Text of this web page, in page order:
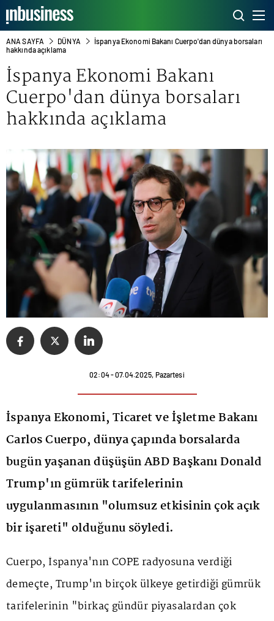
ANA SAYFA DÜNYA
İspanya Ekonomi Bakanı Cuerpo'dan dünya borsaları
hakkında açıklama
İspanya Ekonomi Bakanı
Cuerpo'dan dünya borsaları
hakkında açıklama
02:04 - 07.04.2025, Pazartesi
İspanya Ekonomi, Ticaret ve İşletme Bakanı
Carlos Cuerpo, dünya çapında borsalarda
bugün yaşanan düşüşün ABD Başkanı Donald
Trump'ın gümrük tarifelerinin
uygulanmasının "olumsuz etkisinin çok açık
bir işareti" olduğunu söyledi.
Cuerpo, İspanya'nın COPE radyosuna verdiği
demeçte, Trump'ın birçok ülkeye getirdiği gümrük
tarifelerinin "birkaç gündür piyasalardan çok